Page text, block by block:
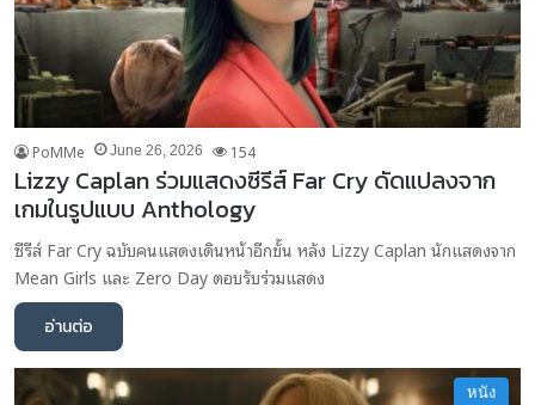
PoMMe June 26, 2026 154
Lizzy Caplan ร่วมแสดงซีรีส์ Far Cry ดัดแปลงจาก
เกมในรูปแบบ Anthology
ซีรีส์ Far Cry ฉบับคนแสดงเดินหน้าอีกขั้น หลัง Lizzy Caplan นักแสดงจาก
Mean Girls และ Zero Day ตอบรับร่วมแสดง
อ่านต่อ
หนัง